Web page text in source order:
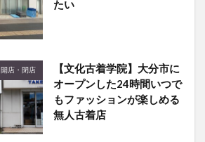
たい
開店・閉店
【文化古着学院】大分市に
オープンした24時間いつで
もファッションが楽しめる
無人古着店